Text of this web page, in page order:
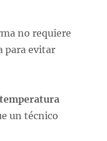
no requiere
para evitar
un técnico